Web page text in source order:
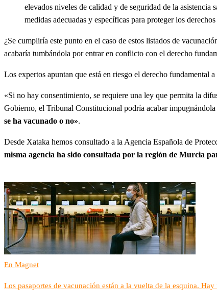
elevados niveles de calidad y de seguridad de la
medidas adecuadas y específicas para proteger los
¿Se cumpliría este punto en el caso de estos listados de
acabaría tumbándola por entrar en conflicto con el derecho
Los expertos apuntan que está en riesgo el derecho
«Si no hay consentimiento, se requiere una ley que permita la
Gobierno, el Tribunal Constitucional podría acabar
se ha vacunado o no».
Desde Xataka hemos consultado a la Agencia Española de
misma agencia ha sido consultada por la región de Murcia
En Magnet
Los pasaportes de vacunación están a la vuelta de la esquina.